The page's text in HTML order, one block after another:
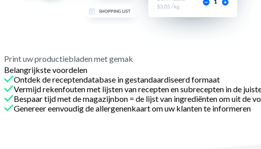
Print uw productiebladen met gemak
Belangrijkste voordelen
Ontdek de receptendatabase in gestandaardiseerd formaat
Vermijd rekenfouten met lijsten van recepten en subrecepten in de
Bespaar tijd met de magazijnbon = de lijst van ingrediënten om uit de
Genereer eenvoudig de allergenenkaart om uw klanten te informeren